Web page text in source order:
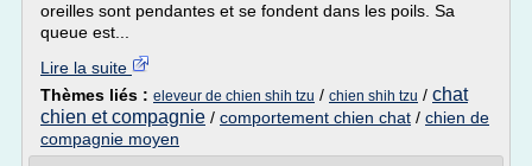
oreilles sont pendantes et se fondent dans les poils. Sa
queue est...
Lire la suite
Thèmes liés : eleveur de chien shih tzu / chien shih tzu / chat
chien et compagnie / comportement chien chat / chien de
compagnie moyen